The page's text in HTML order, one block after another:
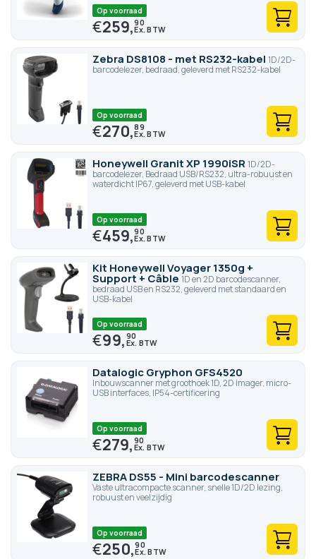
Op voorraad
€259,90
Zebra DS8108 - met RS232-kabel 1D/2D-
barcodelezer, bedraad, geleverd met RS232-kabel
Op voorraad
€270,89
Honeywell Granit XP 1990iSR 1D/2D-
barcodelezer, Bedraad USB/RS232, ultra-robuust en
waterdicht IP67, geleverd met USB-kabel
Op voorraad
€459,90
Kit Honeywell Voyager 1350g +
Support + Câble 1D en 2D barcodescanner,
bedraad USB en RS232, geleverd met standaard en
USB-kabel
Op voorraad
€99,90
Datalogic Gryphon GFS4520
Inbouwscanner met groothoek 1D, 2D imager, micro-
USB interfaces, IP54-certificering
Op voorraad
€279,90
ZEBRA DS55 - Mini barcodescanner
Vaste ultracompacte scanner, snelle 1D/2D lezing,
robuust en veelzijdig
Op voorraad
€250,90